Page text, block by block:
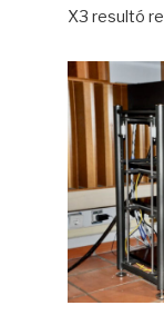
X3 resultó